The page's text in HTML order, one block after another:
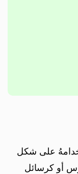
على شكل
أو كرسائل